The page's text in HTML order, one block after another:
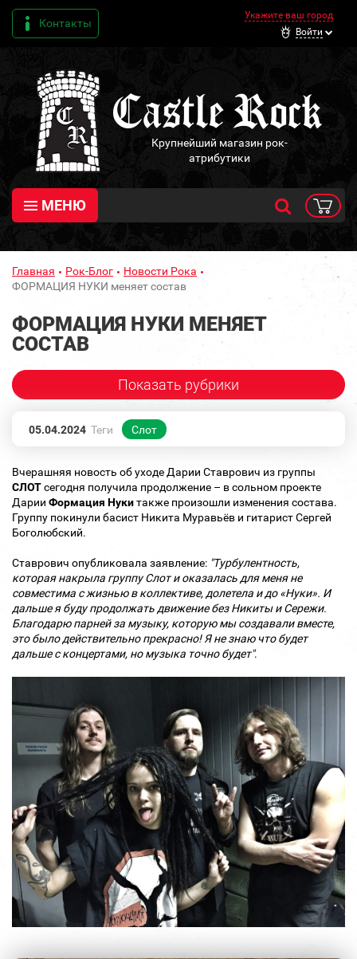
Контакты
Укажите ваш город
Войти
Крупнейший магазин рок-
атрибутики
МЕНЮ
Главная Рок-Блог
Новости Рока
ФОРМАЦИЯ НУКИ меняет состав
ФОРМАЦИЯ НУКИ МЕНЯЕТ
СОСТАВ
Показать рубрики
05.04.2024 Теги Слот
Вчерашняя новость об уходе Дарии Ставрович из группы
СЛОТсегодня получила продолжение – в сольном проекте
Дарии Формация Нукитакже произошли изменения состава.
Группу покинули басист Никита Муравьёв и гитарист Сергей
Боголюбский.
Ставрович опубликовала заявление: "Турбулентность,
которая накрыла группу Слот и оказалась для меня не
совместима с жизнью в коллективе, долетела и до «Нуки». И
дальше я буду продолжать движение без Никиты и Сережи.
Благодарю парней за музыку, которую мы создавали вместе,
это было действительно прекрасно! Я не знаю что будет
дальше с концертами, но музыка точно будет".